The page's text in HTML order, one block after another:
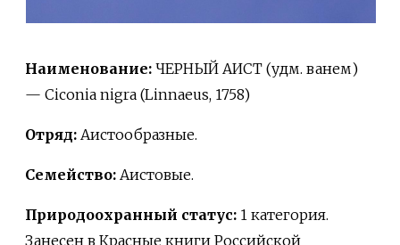
Наименование: ЧЕРНЫЙ АИСТ (удм. ванем)
— Ciconia nigra (Linnaeus, 1758)
Отряд: Аистообразные.
Семейство: Аистовые.
Природоохранный статус: 1 категория.
Занесен в Красные книги Российской